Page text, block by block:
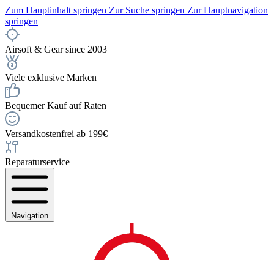
Zum Hauptinhalt springen Zur Suche springen Zur Hauptnavigation
springen
Airsoft & Gear since 2003
Viele exklusive Marken
Bequemer Kauf auf Raten
Versandkostenfrei ab 199€
Reparaturservice
Navigation